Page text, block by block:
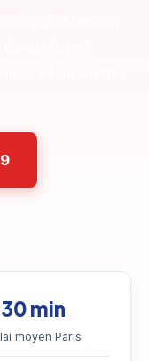
30 min
moyen Paris